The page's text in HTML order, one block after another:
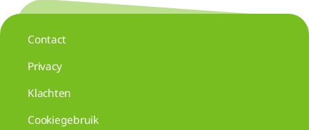
Contact
Privacy
Klachten
Cookiegebruik